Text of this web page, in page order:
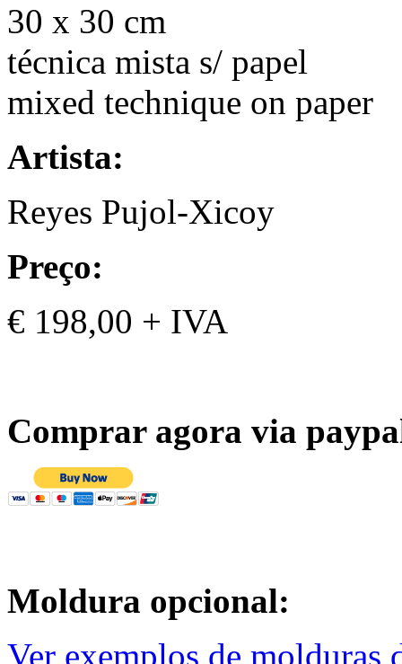
30 x 30 cm
técnica mista s/ papel
mixed technique on paper
Artista:
Reyes Pujol-Xicoy
Preço:
€ 198,00 + IVA
Comprar agora via
Moldura opcional:
Ver exemplos de molduras